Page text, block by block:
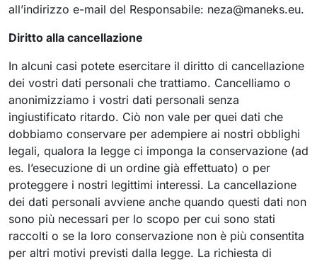
all’indirizzo e-mail del Responsabile: neza@maneks.eu.
Diritto alla cancellazione
In alcuni casi potete esercitare il diritto di cancellazione
dei vostri dati personali che trattiamo. Cancelliamo o
anonimizziamo i vostri dati personali senza
ingiustificato ritardo. Ciò non vale per quei dati che
dobbiamo conservare per adempiere ai nostri obblighi
legali, qualora la legge ci imponga la conservazione (ad
es. l’esecuzione di un ordine già effettuato) o per
proteggere i nostri legittimi interessi. La cancellazione
dei dati personali avviene anche quando questi dati non
sono più necessari per lo scopo per cui sono stati
raccolti o se la loro conservazione non è più consentita
per altri motivi previsti dalla legge. La richiesta di